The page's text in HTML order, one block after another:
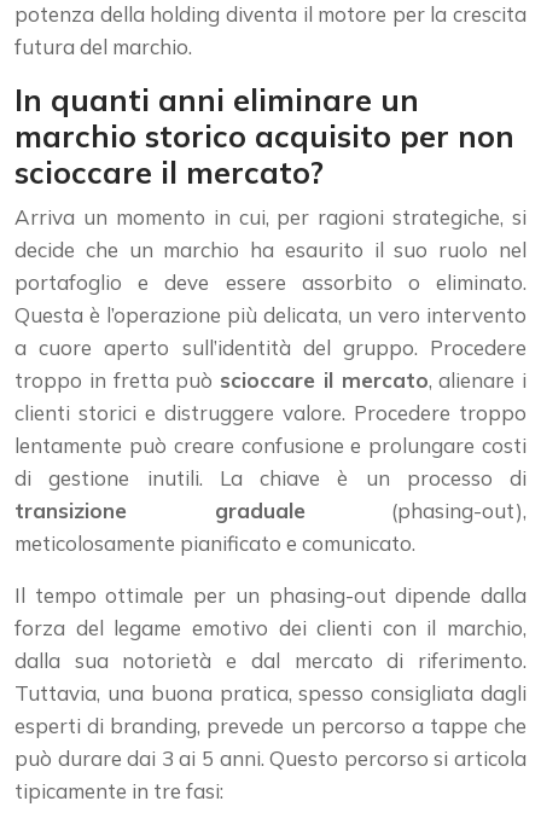
potenza della holding diventa il motore per la crescita
futura del marchio.
In quanti anni eliminare un
marchio storico acquisito per non
scioccare il mercato?
Arriva un momento in cui, per ragioni strategiche, si
decide che un marchio ha esaurito il suo ruolo nel
portafoglio e deve essere assorbito o eliminato.
Questa è l’operazione più delicata, un vero intervento
a cuore aperto sull’identità del gruppo. Procedere
troppo in fretta può scioccare il mercato, alienare i
clienti storici e distruggere valore. Procedere troppo
lentamente può creare confusione e prolungare costi
di gestione inutili. La chiave è un processo di
transizione graduale (phasing-out),
meticolosamente pianificato e comunicato.
Il tempo ottimale per un phasing-out dipende dalla
forza del legame emotivo dei clienti con il marchio,
dalla sua notorietà e dal mercato di riferimento.
Tuttavia, una buona pratica, spesso consigliata dagli
esperti di branding, prevede un percorso a tappe che
può durare dai 3 ai 5 anni. Questo percorso si articola
tipicamente in tre fasi: